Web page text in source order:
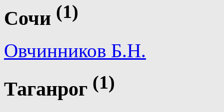
Сочи (1)
Овчинников Б.Н.
Таганрог (1)